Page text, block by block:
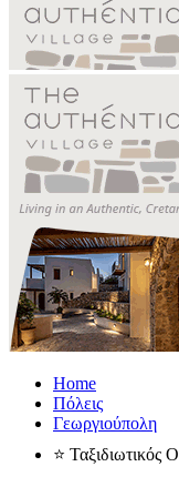
Home
Πόλεις
Γεωργιούπολη
⭐ Ταξιδιωτικός